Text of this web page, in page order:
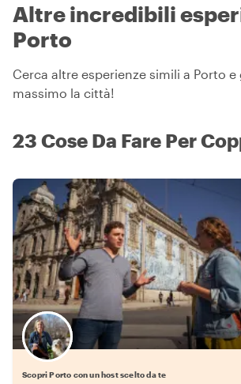
Altre incredibili
Porto
Cerca altre esperienze simili a Porto e
massimo la città!
23 Cose Da Fare Per
Scegli il tuo local preferito
Scopri Porto con un host scelto da te